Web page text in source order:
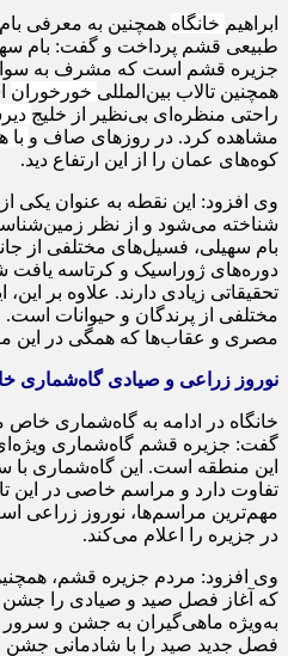
ابراهیم خانگاه همچنین به معرفی
طبیعی قشم پرداخت و گفت: بام
جزیره قشم است که مشرف به
همچنین تالاب بین‌المللی خورخوران
راحتی منظره‌ای بی‌نظیر از خلیج
مشاهده کرد. در روزهای صاف و با
کوه‌های عمان را از این ارتفاع دید.
وی افزود: این نقطه به عنوان یکی
شناخته می‌شود و از نظر
بام سهیلی، فسیل‌های مختلفی از
دوره‌های ژوراسیک و کرتاسه
تحقیقاتی زیادی دارند. علاوه بر
مختلفی از پرندگان و حیوانات
مصری و عقاب‌ها که همگی در این
نوروز زراعی و صیادی گاه‌شماری
خانگاه در ادامه به گاه‌شماری
گفت: جزیره قشم گاه‌شماری ویژه‌ای
این منطقه است. این گاه‌شماری با
تفاوت دارد و مراسم خاصی در این
مهم‌ترین مراسم‌ها، نوروز
در جزیره را اعلام می‌کند.
وی افزود: مردم جزیره قشم،
که آغاز فصل صید و صیادی را جشن
به‌ویژه ماهی‌گیران به جشن و سرور
فصل جدید صید را با شادمانی جشن